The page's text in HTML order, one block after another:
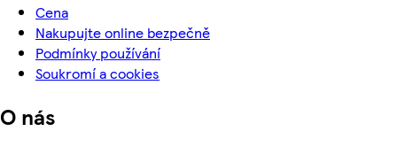
Cena
Nakupujte online bezpečně
Podmínky používání
Soukromí a cookies
O nás